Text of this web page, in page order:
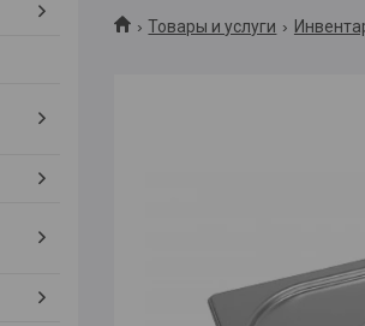
Товары и услуги